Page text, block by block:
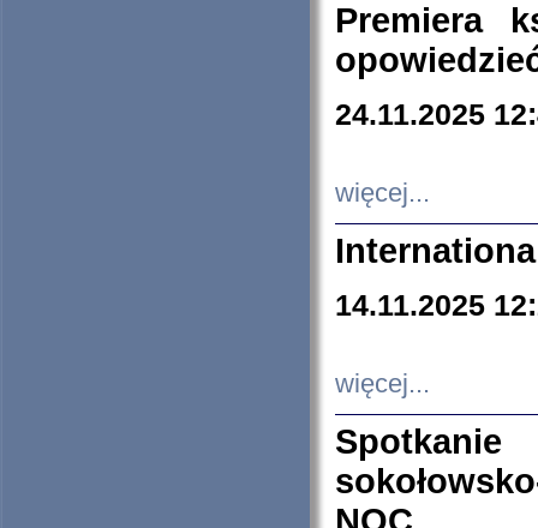
Premiera
24.11.2025
więcej...
14.11.2025
więcej...